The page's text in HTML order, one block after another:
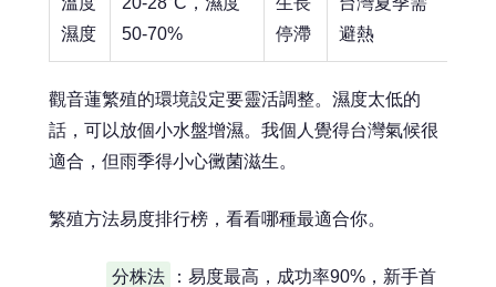
濕度
50-70%
停滯
避熱
觀音蓮繁殖的環境設定要靈活調整。濕度太低的
話，可以放個小水盤增濕。我個人覺得台灣氣候很
適合，但雨季得小心黴菌滋生。
繁殖方法易度排行榜，看看哪種最適合你。
分株法
：易度最高，成功率90%，新手首